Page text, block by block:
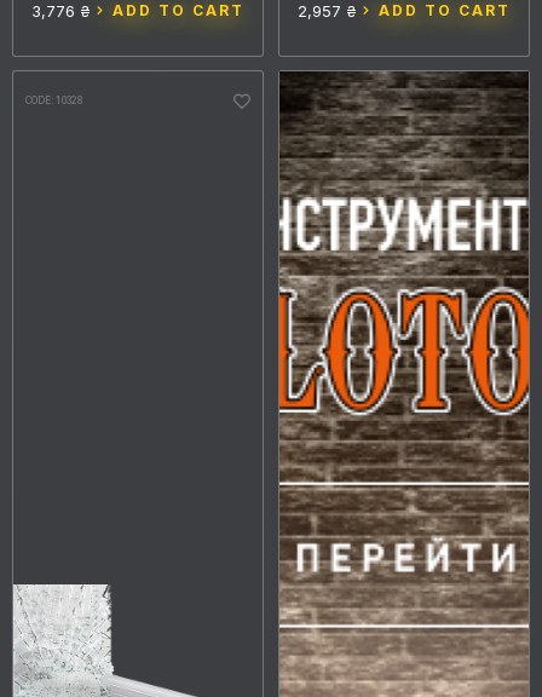
3,776 ₴ ADD TO CART 2,957 ₴ ADD TO CART
CODE: 10328